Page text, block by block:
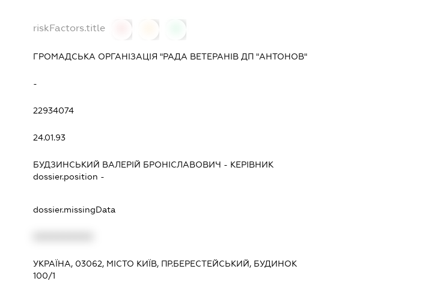
riskFactors.title
ГРОМАДСЬКА ОРГАНІЗАЦІЯ "РАДА ВЕТЕРАНІВ ДП "АНТОНОВ"
-
22934074
24.01.93
БУДЗИНСЬКИЙ ВАЛЕРІЙ БРОНІСЛАВОВИЧ - КЕРІВНИК
dossier.position -
dossier.missingData
УКРАЇНА, 03062, МІСТО КИЇВ, ПР.БЕРЕСТЕЙСЬКИЙ, БУДИНОК
100/1